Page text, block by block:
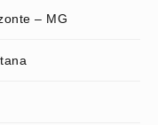
– MG